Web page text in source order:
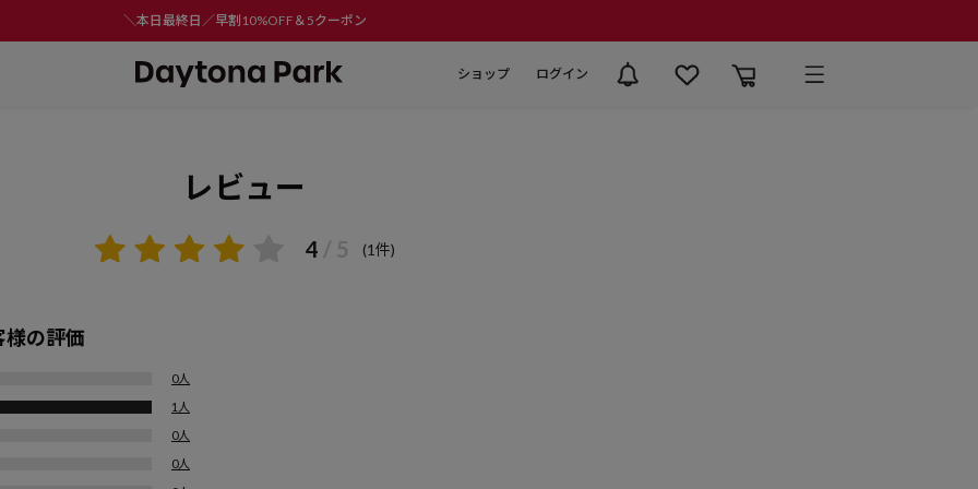
＼本日最終日／早割10%OFF＆5クーポン
ショップ ログイン
レビュー
4 / 5 (1件)
様の評価
0人
1人
0人
0人